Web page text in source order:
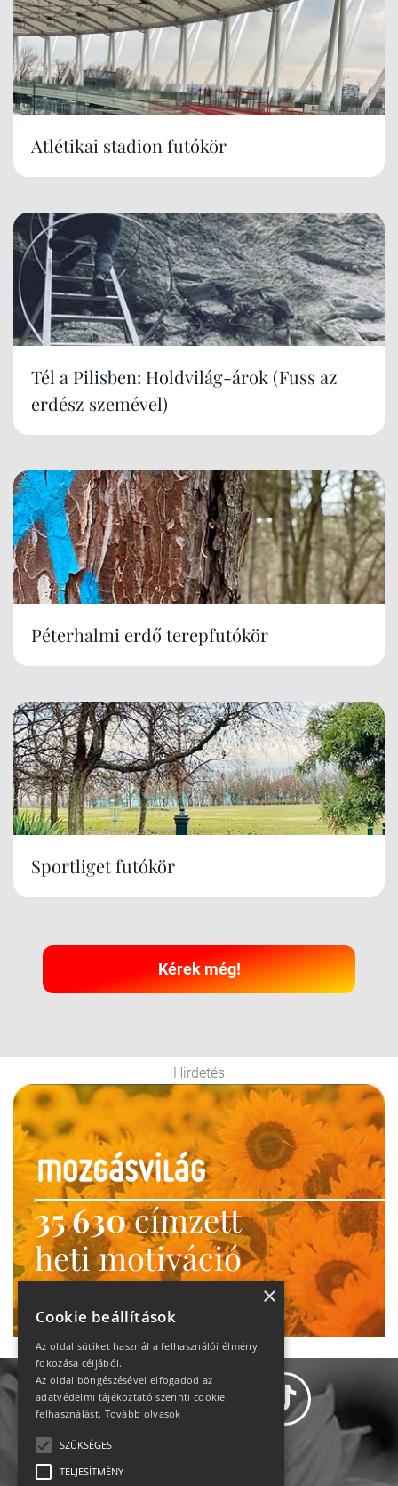
Atlétikai stadion futókör
Tél a Pilisben: Holdvilág-árok (Fuss az
erdész szemével)
Péterhalmi erdő terepfutókör
Sportliget futókör
Kérek még!
Hirdetés
35 630címzett
heti motiváció
Ne maradj le!
×
Cookie beállítások
Az oldal sütiket használ a felhasználói élmény
fokozása céljából.
Az oldal böngészésével elfogadod az
adatvédelmi tájékoztató szerinti cookie
felhasználást. Tovább olvasok
SZÜKSÉGES
TELJESÍTMÉNY